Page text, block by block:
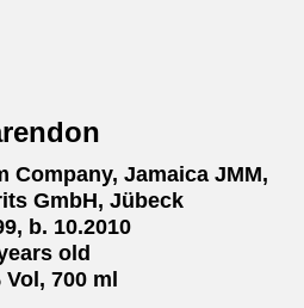
Company, Jamaica JMM,
GmbH, Jübeck
b. 10.2010
old
Vol, 700 ml